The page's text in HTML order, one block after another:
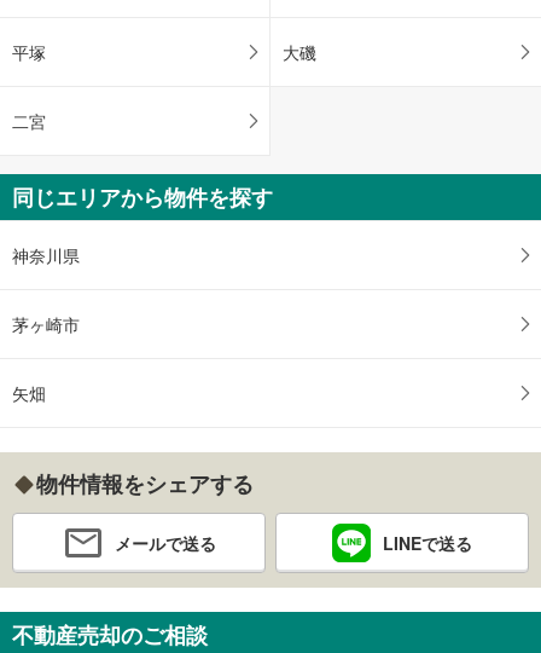
平塚 大磯
二宮
同じエリアから物件を探す
神奈川県
茅ヶ崎市
矢畑
物件情報をシェアする
メールで送る LINEで送る
不動産売却のご相談